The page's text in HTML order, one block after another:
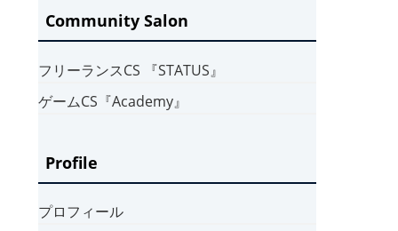
Community Salon
フリーランスCS 『STATUS』
ゲームCS『Academy』
Profile
プロフィール